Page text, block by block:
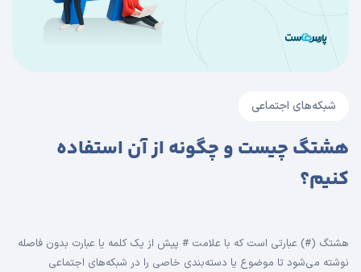
شبکه‌های اجتماعی
هشتگ چیست و چگونه از آن استفاده
کنیم؟
هشتگ (#) عبارتی است که با علامت # پیش از یک کلمه یا عبارت بدون فاصله
نوشته می‌شود تا موضوع یا دسته‌بندی خاصی را در شبکه‌های اجتماعی